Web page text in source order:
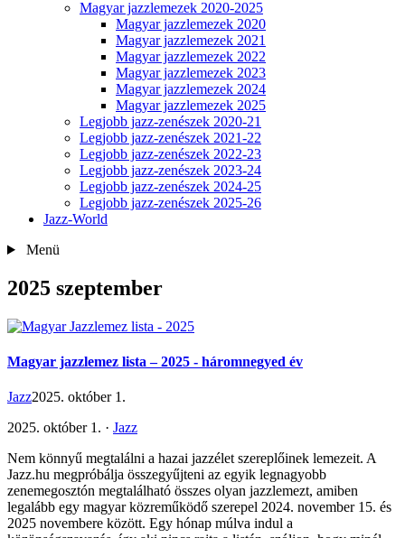
Magyar jazzlemezek 2020-2025
Magyar jazzlemezek 2020
Magyar jazzlemezek 2021
Magyar jazzlemezek 2022
Magyar jazzlemezek 2023
Magyar jazzlemezek 2024
Magyar jazzlemezek 2025
Legjobb jazz-zenészek 2020-21
Legjobb jazz-zenészek 2021-22
Legjobb jazz-zenészek 2022-23
Legjobb jazz-zenészek 2023-24
Legjobb jazz-zenészek 2024-25
Legjobb jazz-zenészek 2025-26
Jazz-World
Menü
2025 szeptember
Magyar jazzlemez lista – 2025 - háromnegyed év
Jazz2025. október 1.
2025. október 1. · Jazz
Nem könnyű megtalálni a hazai jazzélet szereplőinek lemezeit. A
Jazz.hu megpróbálja összegyűjteni az egyik legnagyobb
zenemegosztón megtalálható összes olyan jazzlemezt, amiben
legalább egy magyar közreműködő szerepel 2024. november 15. és
2025 novembere között. Egy hónap múlva indul a